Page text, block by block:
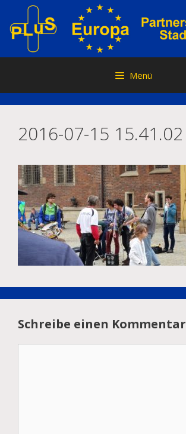
Inhalt
springen
Menü
2016-07-15 15.41.02
Schreibe einen Kommentar